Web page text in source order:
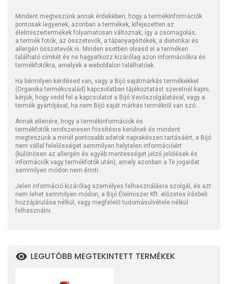
Mindent megteszünk annak érdekében, hogy a termékinformációk
pontosak legyenek, azonban a termékek, kifejezetten az
élelmiszertermékek folyamatosan változnak, így a csomagolás,
a termék fotók, az összetevők, a tápanyagértékek, a dietetikai és
allergén összetevők is. Minden esetben olvasd el a terméken
található címkét és ne hagyatkozz kizárólag azon információkra és
termékfotókra, amelyek a weboldalon találhatóak.
Ha bármilyen kérdésed van, vagy a Bijó sajátmárkás termékekkel
(Organika termékcsalád) kapcsolatban tájékoztatást szeretnél kapni,
kérjük, hogy vedd fel a kapcsolatot a Bijó Vevőszolgálatával, vagy a
termék gyártójával, ha nem Bijó saját márkás termékről van szó.
Annak ellenére, hogy a termékinformációk és
termékfotók rendszeresen frissítésre kerülnek és mindent
megteszünk a minél pontosabb adatok naprakészen tartásáért, a Bijó
nem vállal felelősséget semmilyen helytelen információért
(különösen az allergén és egyéb mentességet jelző jelölések és
információk vagy termékfotók után), amely azonban a Te jogaidat
semmilyen módon nem érinti.
Jelen információ kizárólag személyes felhasználásra szolgál, és azt
nem lehet semmilyen módon, a Bijó Élelmiszer Kft. előzetes írásbeli
hozzájárulása nélkül, vagy megfelelő tudomásulvétele nélkül
felhasználni.
LEGUTÓBB MEGTEKINTETT TERMÉKEK